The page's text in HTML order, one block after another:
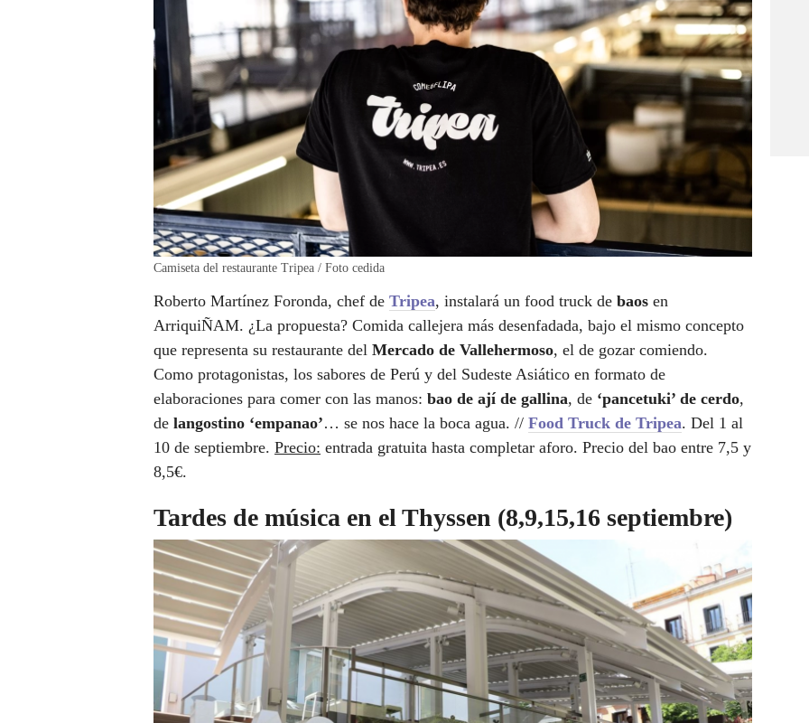
Camiseta del restaurante Tripea / Foto cedida
Roberto Martínez Foronda, chef de Tripea, instalará un food truck de baos en
ArriquiÑAM. ¿La propuesta? Comida callejera más desenfadada, bajo el mismo concepto
que representa su restaurante del Mercado de Vallehermoso, el de gozar comiendo.
Como protagonistas, los sabores de Perú y del Sudeste Asiático en formato de
elaboraciones para comer con las manos: bao de ají de gallina, de ‘pancetuki’ de cerdo,
de langostino ‘empanao’… se nos hace la boca agua. // Food Truck de Tripea. Del 1 al
10 de septiembre. Precio: entrada gratuita hasta completar aforo. Precio del bao entre 7,5 y
8,5€.
Tardes de música en el Thyssen (8,9,15,16 septiembre)